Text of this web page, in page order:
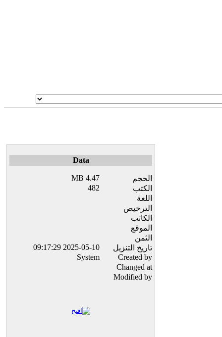
Data
الحجم
4.47 MB
الكتب
482
اللغة
الترخيص
الكاتب
الموقع
الثمن
تاريخ التنزيل
2025-05-10 09:17:29
Created by
System
Changed at
Modified by